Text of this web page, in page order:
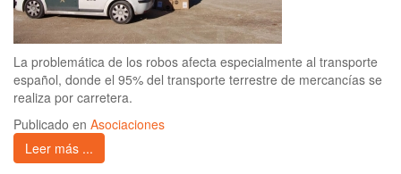
La problemática de los robos afecta especialmente al transporte
español, donde el 95% del transporte terrestre de mercancías se
realiza por carretera.
Publicado en Asociaciones
Leer más ...